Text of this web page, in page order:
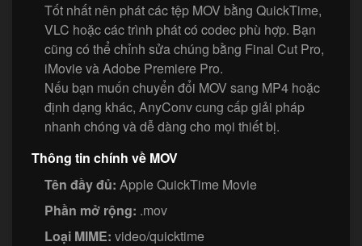
Tốt nhất nên phát các tệp MOV bằng QuickTime,
VLC hoặc các trình phát có codec phù hợp. Bạn
cũng có thể chỉnh sửa chúng bằng Final Cut Pro,
iMovie và Adobe Premiere Pro.
Nếu bạn muốn chuyển đổi MOV sang MP4 hoặc
định dạng khác, AnyConv cung cấp giải pháp
nhanh chóng và dễ dàng cho mọi thiết bị.
Thông tin chính về MOV
Tên đầy đủ: Apple QuickTime Movie
Phần mở rộng: .mov
Loại MIME: video/quicktime